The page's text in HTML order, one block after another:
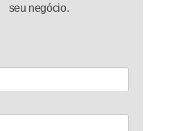
seu negócio.